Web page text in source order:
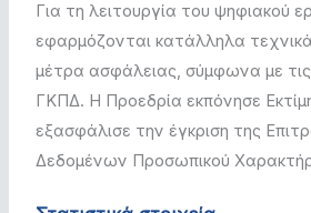
Για τη λειτουργία του ψηφιακού
εφαρμόζονται κατάλληλα
μέτρα ασφάλειας, σύμφωνα με τις
ΓΚΠΔ. Η Προεδρία εκπόνησε
εξασφάλισε την έγκριση της
Δεδομένων Προσωπικού